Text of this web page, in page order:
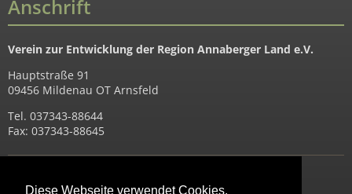
Diese Webseite verwendet Cookies.
Anschrift
Verein zur Entwicklung der Region Annaberger Land e.V.
Hauptstraße 91
09456 Mildenau OT Arnsfeld
Tel. 037343-88644
Fax: 037343-88645
Heutiges Datum: 07.08.2026